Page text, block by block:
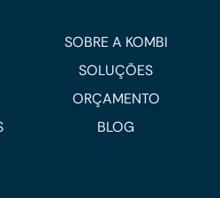
SOBRE A KOMBI
SOLUÇÕES
ORÇAMENTO
BLOG